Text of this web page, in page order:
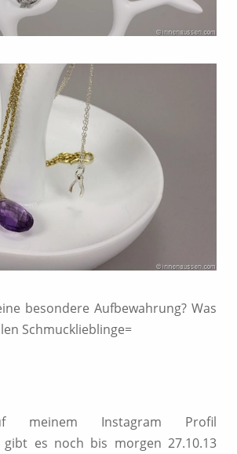
besondere Aufbewahrung? Was
Schmucklieblinge=
meinem Instagram Profil
gibt es noch bis morgen 27.10.13